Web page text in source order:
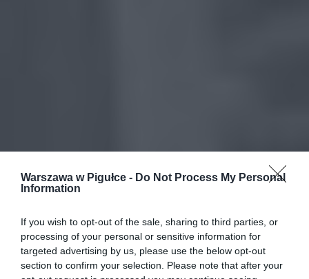
Warszawa w Pigułce - Do Not Process My Personal
Information
If you wish to opt-out of the sale, sharing to third parties, or
processing of your personal or sensitive information for
targeted advertising by us, please use the below opt-out
section to confirm your selection. Please note that after your